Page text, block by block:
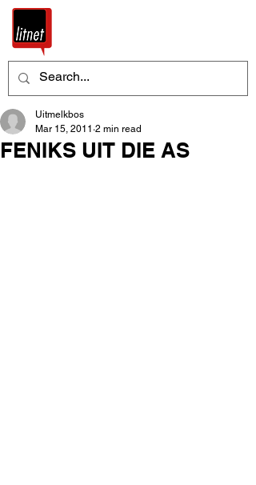
FENIKS UIT DIE AS
Uitmelkbos
Mar 15, 2011 2 min read